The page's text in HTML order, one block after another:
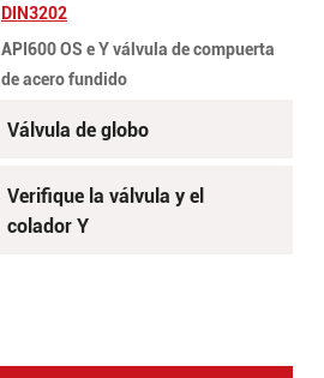
DIN3202
API600 OS e Y válvula de compuerta
de acero fundido
Válvula de globo
Verifique la válvula y el
colador Y